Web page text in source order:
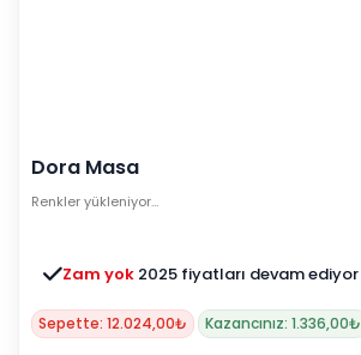
Dora Masa
Renkler yükleniyor…
Zam yok 2025 fiyatları devam ediyor
Sepette: 12.024,00₺ Kazancınız: 1.336,00₺